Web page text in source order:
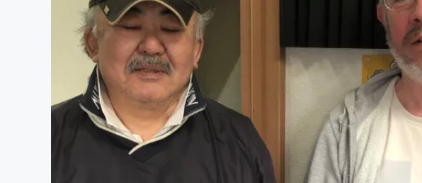
映像・映画 書籍・雑誌出版
ビジネス・起業 チャレンジ
まちづくり・地域活性化
CAMPFIRE
CAMPFIRE